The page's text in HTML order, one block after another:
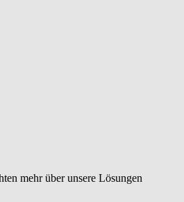
mehr über unsere Lösungen